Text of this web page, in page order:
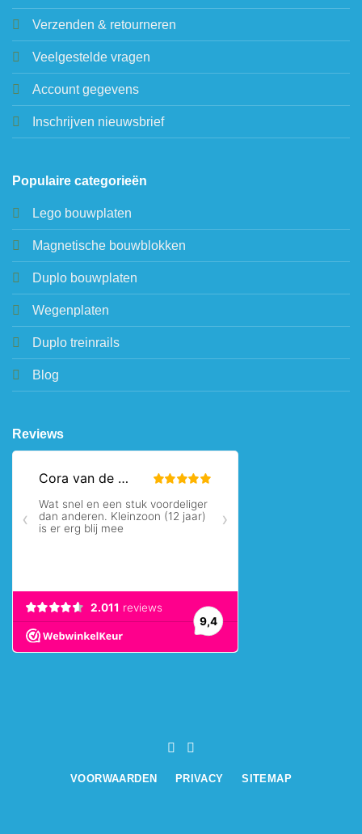
Verzenden & retourneren
Veelgestelde vragen
Account gegevens
Inschrijven nieuwsbrief
Populaire categorieën
Lego bouwplaten
Magnetische bouwblokken
Duplo bouwplaten
Wegenplaten
Duplo treinrails
Blog
Reviews
VOORWAARDEN PRIVACY SITEMAP